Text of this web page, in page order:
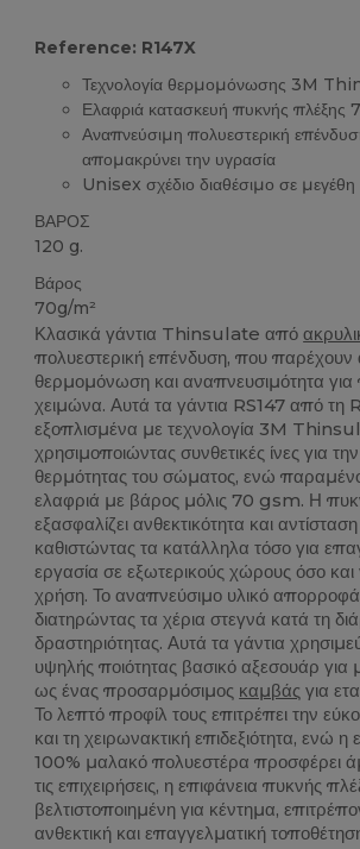
Reference: R147X
Τεχνολογία θερμομόνωσης 3M
Ελαφριά κατασκευή πυκνής πλέξης
Αναπνεύσιμη πολυεστερική
απομακρύνει την υγρασία
Unisex σχέδιο διαθέσιμο σε
ΒΑΡΟΣ
120 g.
Βάρος
70g/m²
Κλασικά γάντια Thinsulate από
πολυεστερική επένδυση, που
θερμομόνωση και αναπνευσιμότητα για
χειμώνα. Αυτά τα γάντια RS147 από τη
εξοπλισμένα με τεχνολογία 3M
χρησιμοποιώντας συνθετικές ίνες για
θερμότητας του σώματος, ενώ
ελαφριά με βάρος μόλις 70 gsm. Η
εξασφαλίζει ανθεκτικότητα και
καθιστώντας τα κατάλληλα τόσο για
εργασία σε εξωτερικούς χώρους όσο και
χρήση. Το αναπνεύσιμο υλικό απορροφά
διατηρώντας τα χέρια στεγνά κατά τη
δραστηριότητας. Αυτά τα γάντια
υψηλής ποιότητας βασικό αξεσουάρ
ως ένας προσαρμόσιμος καμβάς για
Το λεπτό προφίλ τους επιτρέπει την
και τη χειρωνακτική επιδεξιότητα, ενώ
100% μαλακό πολυεστέρα προσφέρει
τις επιχειρήσεις, η επιφάνεια πυκνής
βελτιστοποιημένη για κέντημα,
ανθεκτική και επαγγελματική